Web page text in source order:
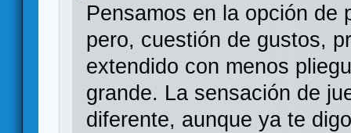
Pensamos en la opción de
pero, cuestión de gustos,
extendido con menos
grande. La sensación de
diferente, aunque ya te